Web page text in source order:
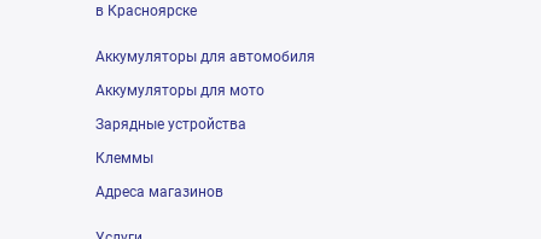
в Красноярске
Аккумуляторы для автомобиля
Аккумуляторы для мото
Зарядные устройства
Клеммы
Адреса магазинов